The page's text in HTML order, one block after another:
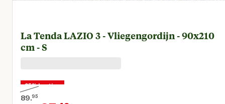
La Tenda LAZIO 3 - Vliegengordijn - 90x210
cm - S
25% korting
89.95